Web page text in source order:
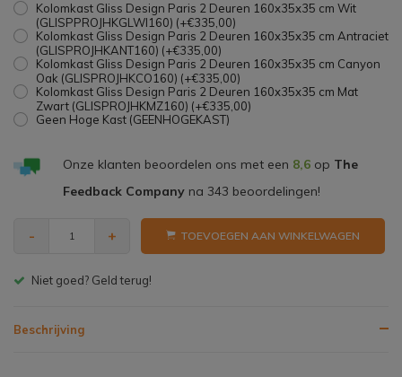
Kolomkast Gliss Design Paris 2 Deuren 160x35x35 cm Wit
(GLISPPROJHKGLWI160) (+€335,00)
Kolomkast Gliss Design Paris 2 Deuren 160x35x35 cm Antraciet
(GLISPROJHKANT160) (+€335,00)
Kolomkast Gliss Design Paris 2 Deuren 160x35x35 cm Canyon
Oak (GLISPROJHKCO160) (+€335,00)
Kolomkast Gliss Design Paris 2 Deuren 160x35x35 cm Mat
Zwart (GLISPROJHKMZ160) (+€335,00)
Geen Hoge Kast (GEENHOGEKAST)
Onze klanten beoordelen ons met een 8,6op The
Feedback Companyna 343 beoordelingen!
- + TOEVOEGEN AAN WINKELWAGEN
Gratis bezorgen v.a. € 150,- (NL)
Beschrijving